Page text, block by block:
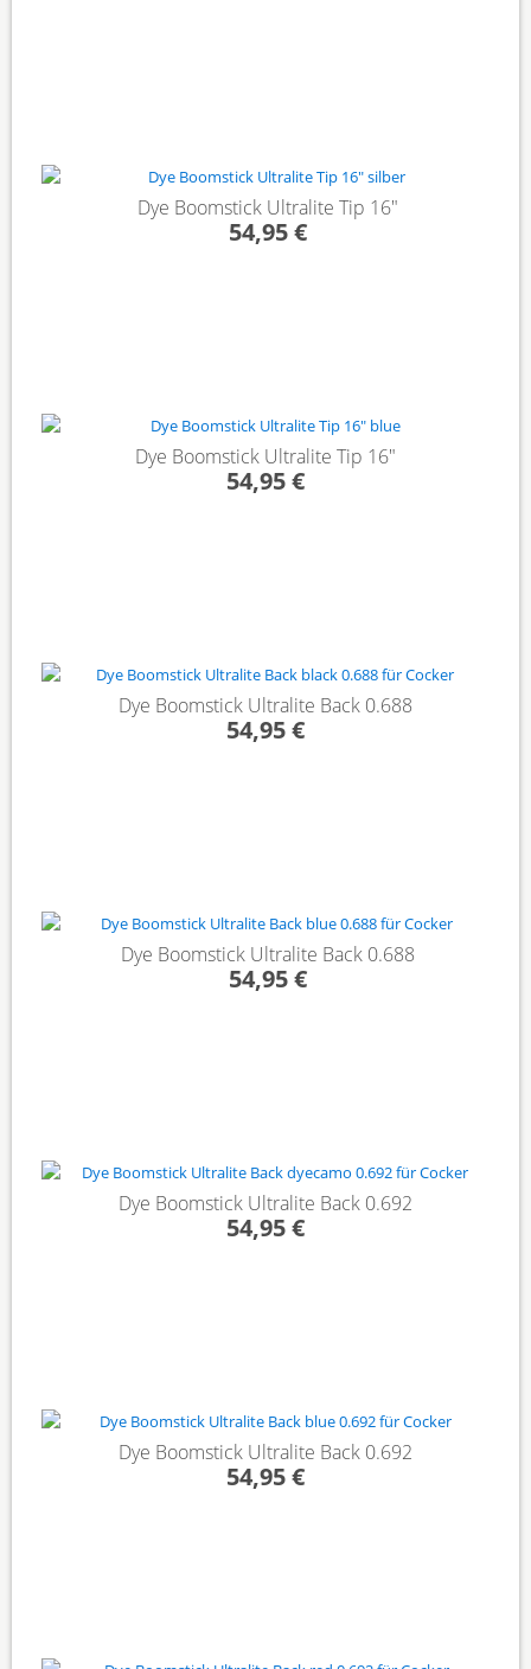
Dye Boomstick Ultralite Tip 16"
54,95 €
Dye Boomstick Ultralite Tip 16"
54,95 €
Dye Boomstick Ultralite Back 0.688
54,95 €
Dye Boomstick Ultralite Back 0.688
54,95 €
Dye Boomstick Ultralite Back 0.692
54,95 €
Dye Boomstick Ultralite Back 0.692
54,95 €